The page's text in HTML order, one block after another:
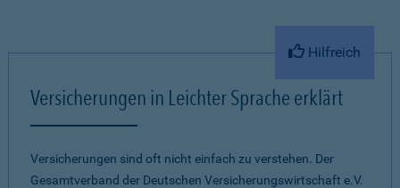
Hilfreich
Versicherungen in Leichter Sprache erklärt
Versicherungen sind oft nicht einfach zu verstehen. Der
Gesamtverband der Deutschen Versicherungswirtschaft e.V.